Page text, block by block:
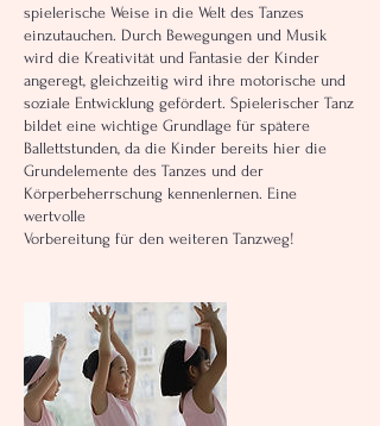
spielerische Weise in die Welt des Tanzes
einzutauchen. Durch Bewegungen und Musik
wird die Kreativität und Fantasie der Kinder
angeregt, gleichzeitig wird ihre motorische und
soziale Entwicklung gefördert. Spielerischer Tanz
bildet eine wichtige Grundlage für spätere
Ballettstunden, da die Kinder bereits hier die
Grundelemente des Tanzes und der
Körperbeherrschung kennenlernen. Eine
wertvolle
Vorbereitung für den weiteren Tanzweg!